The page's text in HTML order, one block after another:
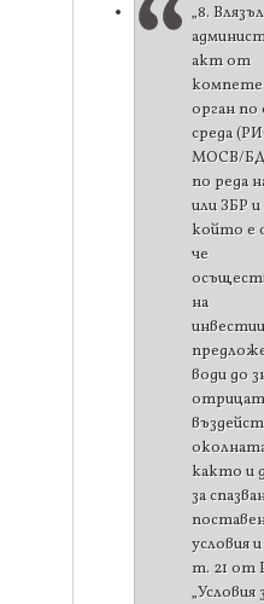
„8.
акт от
орган по
среда
МОСВ/
по реда
или ЗБР и
който е
че
на
води до
както и
за
условия
т. 21 от
„Условия